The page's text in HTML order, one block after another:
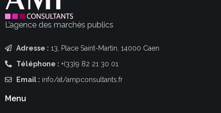
L’agence des marchés publics
Adresse : 13, Place Saint-Martin, 14000 Caen
Téléphone : +(33)9 82 21 30 01
Email : info/at/ampconsultants.fr
Menu